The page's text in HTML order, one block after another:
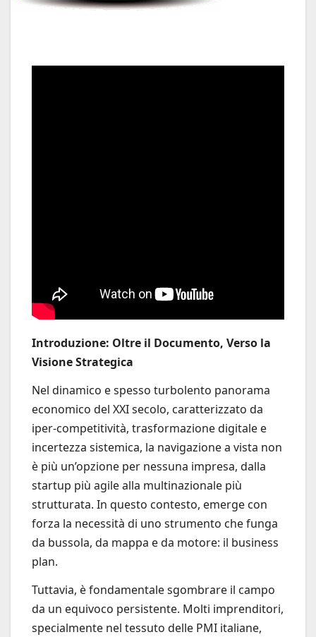
Introduzione: Oltre il Documento, Verso la
Visione Strategica
Nel dinamico e spesso turbolento panorama
economico del XXI secolo, caratterizzato da
iper-competitività, trasformazione digitale e
incertezza sistemica, la navigazione a vista non
è più un’opzione per nessuna impresa, dalla
startup più agile alla multinazionale più
strutturata. In questo contesto, emerge con
forza la necessità di uno strumento che funga
da bussola, da mappa e da motore: il business
plan.
Tuttavia, è fondamentale sgombrare il campo
da un equivoco persistente. Molti imprenditori,
specialmente nel tessuto delle PMI italiane,